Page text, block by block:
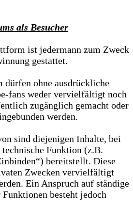
als Besucher
ist jedermann zum Zweck
gestattet.
dürfen ohne ausdrückliche
fans weder vervielfältigt noch
zugänglich gemacht oder
werden.
sind diejenigen Inhalte, bei
technische Funktion (z.B.
bereitstellt. Diese
Zwecken vervielfältigt
Ein Anspruch auf ständige
besteht jedoch